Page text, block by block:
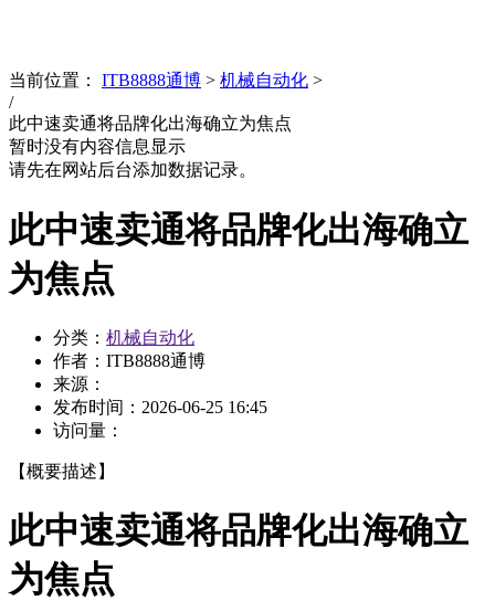
当前位置： ITB8888通博 > 机械自动化 >
/
此中速卖通将品牌化出海确立为焦点
暂时没有内容信息显示
请先在网站后台添加数据记录。
此中速卖通将品牌化出海确立
为焦点
分类： 机械自动化
作者：ITB8888通博
来源：
发布时间： 2026-06-25 16:45
访问量：
【概要描述】
此中速卖通将品牌化出海确立
为焦点